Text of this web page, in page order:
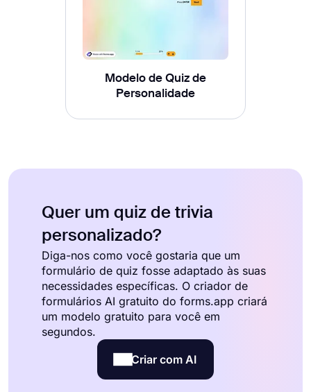
Modelo de Quiz de
Personalidade
Quer um quiz de trivia
personalizado?
Diga-nos como você gostaria que um
formulário de quiz fosse adaptado às suas
necessidades específicas. O criador de
formulários AI gratuito do forms.app criará
um modelo gratuito para você em
segundos.
Criar com AI